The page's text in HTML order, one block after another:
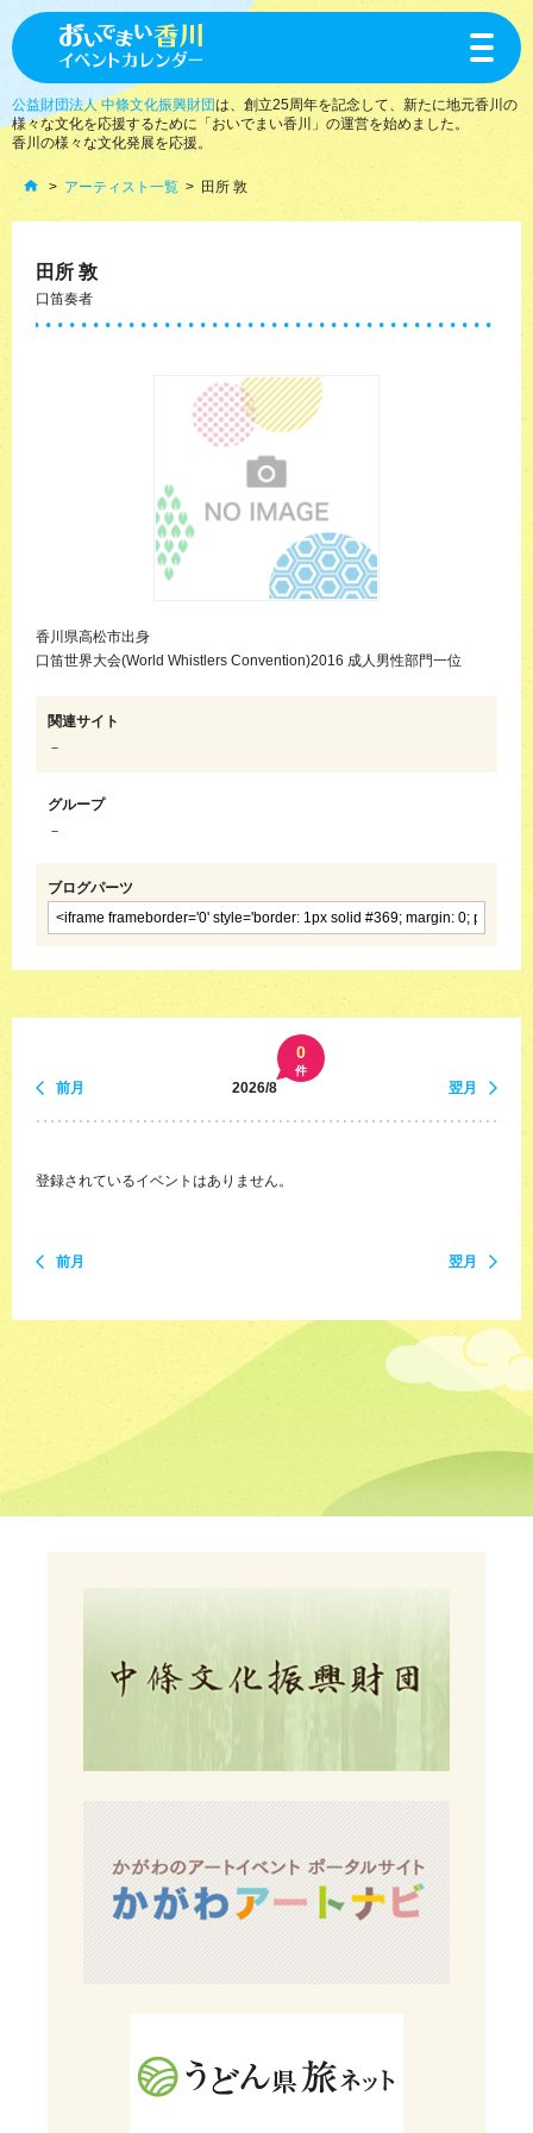
toggle
公益財団法人 中條文化振興財団は、創立25周年を記念して、新たに地元香川の
様々な文化を応援するために「おいでまい香川」の運営を始めました。
香川の様々な文化発展を応援。
アーティスト一覧 田所 敦
田所 敦
口笛奏者
香川県高松市出身
口笛世界大会(World Whistlers Convention)2016 成人男性部門一位
関連サイト
－
グループ
－
ブログパーツ
前月 2026/8
0
件
翌月
登録されているイベントはありません。
前月 翌月